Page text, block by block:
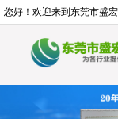
您好！欢迎来到东莞市盛